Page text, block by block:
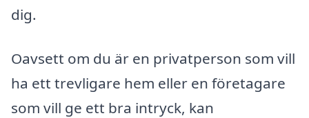
dig.
Oavsett om du är en privatperson som vill
ha ett trevligare hem eller en företagare
som vill ge ett bra intryck, kan